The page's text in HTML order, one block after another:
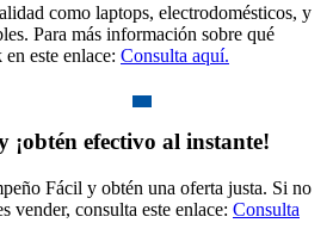
como laptops, electrodomésticos, y
Para más información sobre qué
este enlace: Consulta aquí.
¡obtén efectivo al instante!
Fácil y obtén una oferta justa. Si no
vender, consulta este enlace: Consulta